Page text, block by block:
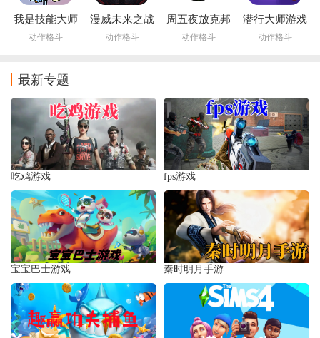
我是技能大师
游戏下载
动作格斗
漫威未来之战
app
动作格斗
周五夜放克邦
佐兔(Friday
动作格斗
潜行大师游戏
下载
动作格斗
最新专题
吃鸡游戏 fps游戏
宝宝巴士游戏 秦时明月手游